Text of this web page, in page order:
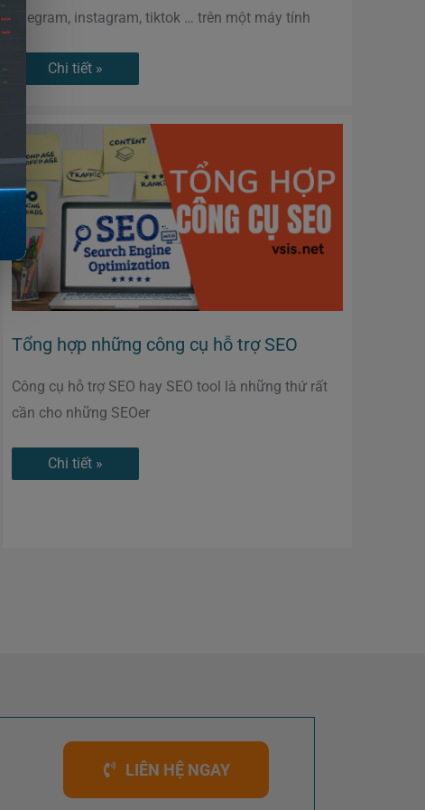
telegram, instagram, tiktok … trên một máy tính
Chi tiết »
Tổng hợp những công cụ hỗ trợ SEO
Công cụ hỗ trợ SEO hay SEO tool là những thứ rất
cần cho những SEOer
Tổng
những
công
cụ
hỗ
trợ
Chi tiết »
LIÊN HỆ NGAY